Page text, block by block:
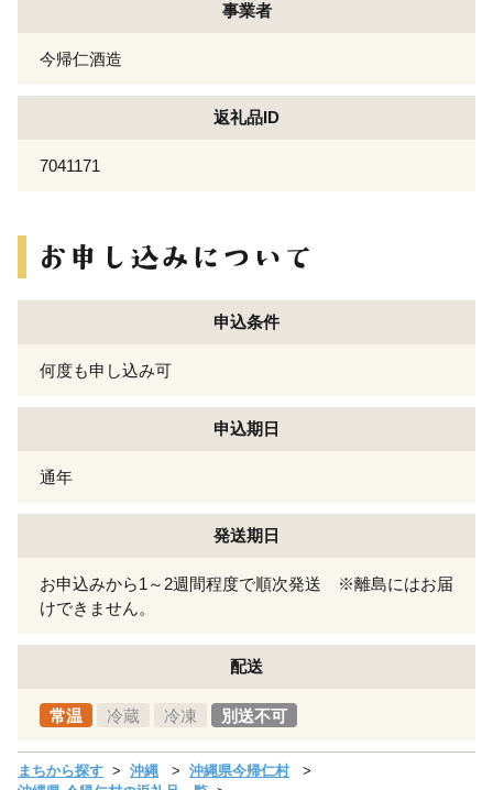
事業者
今帰仁酒造
返礼品ID
7041171
申込条件
何度も申し込み可
申込期日
通年
発送期日
お申込みから1～2週間程度で順次発送 ※離島にはお届
けできません。
配送
常温 冷蔵 冷凍 別送不可
まちから探す 沖縄
沖縄県今帰仁村